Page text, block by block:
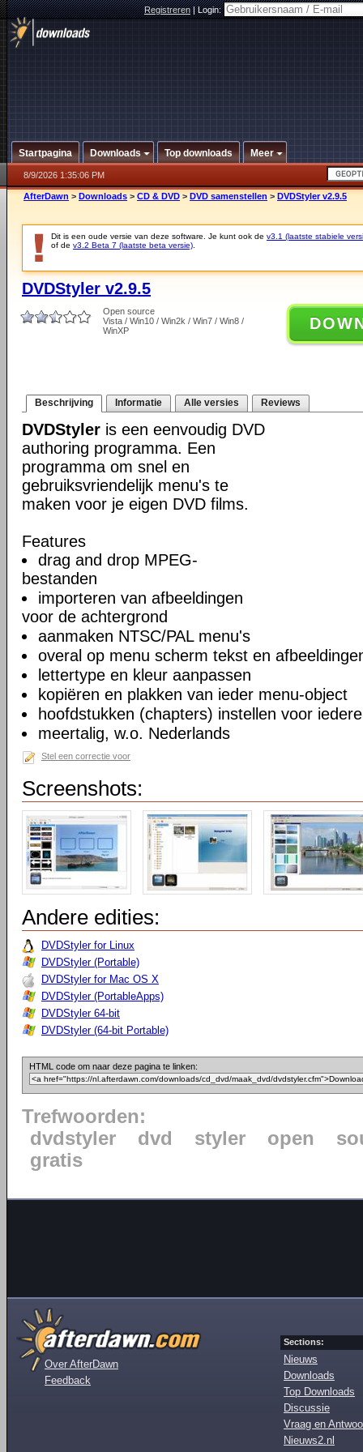
Registreren|Login:
Startpagina Downloads Top downloads Meer
8/9/2026 1:35:06 PM
AfterDawn > Downloads > CD & DVD > DVD samenstellen > DVDStyler v2.9.5
Dit is een oude versie van deze software. Je kunt ook de v3.1 (laatste stabiele
of de v3.2 Beta 7 (laatste beta versie)
DVDStyler v2.9.5
Open source
Vista / Win10 / Win2k / Win7 / Win8 /
WinXP
Beschrijving Informatie Alle versies Reviews
DVDStyler is een eenvoudig DVD
authoring programma. Een
programma om snel en
gebruiksvriendelijk menu's te
maken voor je eigen DVD films.
Features
drag and drop MPEG-
bestanden
importeren van afbeeldingen
voor de achtergrond
aanmaken NTSC/PAL menu's
overal op menu scherm tekst en
lettertype en kleur aanpassen
kopiëren en plakken van ieder menu-object
hoofdstukken (chapters) instellen voor
meertalig, w.o. Nederlands
Stel een correctie voor
Screenshots:
Andere edities:
DVDStyler for Linux
DVDStyler (Portable)
DVDStyler for Mac OS X
DVDStyler (PortableApps)
DVDStyler 64-bit
DVDStyler (64-bit Portable)
HTML code om naar deze pagina te linken:
Trefwoorden:
dvdstyler
dvd styler open
gratis
Over AfterDawn
Feedback
Sections:
Nieuws
Downloads
Top Downloads
Discussie
Vraag en
Nieuws2.nl